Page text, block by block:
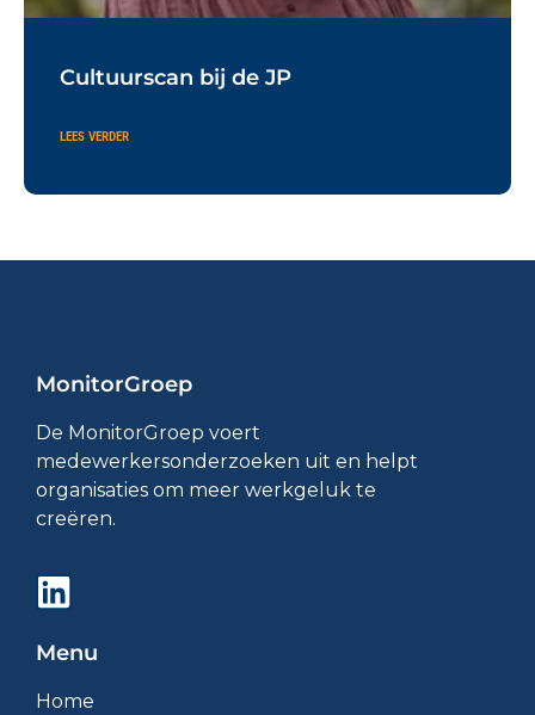
Cultuurscan bij de JP
LEES VERDER
MonitorGroep
De MonitorGroep voert
medewerkersonderzoeken uit en helpt
organisaties om meer werkgeluk te
creëren.
Menu
Home